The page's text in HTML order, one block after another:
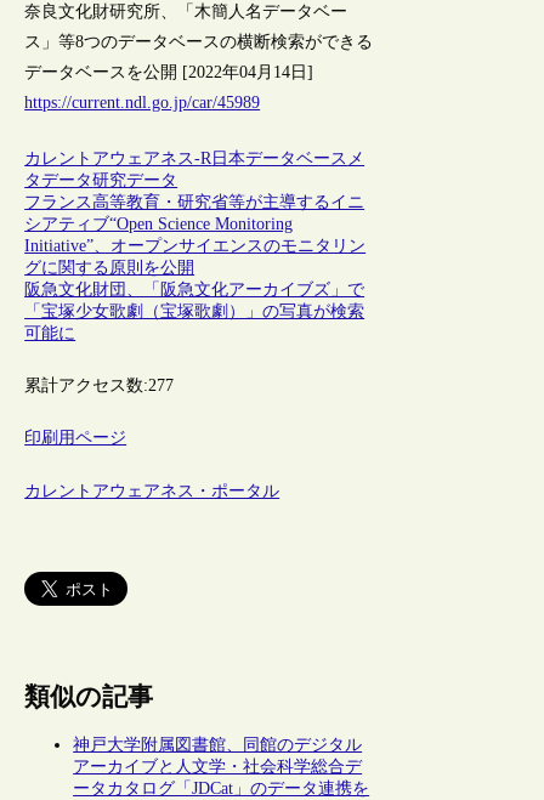
奈良文化財研究所、「木簡人名データベー
ス」等8つのデータベースの横断検索ができる
データベースを公開 [2022年04月14日]
https://current.ndl.go.jp/car/45989
カレントアウェアネス-R日本データベース メ
タデータ研究データ
フランス高等教育・研究省等が主導するイニ
シアティブ“Open Science Monitoring
Initiative”、オープンサイエンスのモニタリン
グに関する原則を公開
阪急文化財団、「阪急文化アーカイブズ」で
「宝塚少女歌劇（宝塚歌劇）」の写真が検索
可能に
累計アクセス数:277
印刷用ページ
カレントアウェアネス・ポータル
類似の記事
神戸大学附属図書館、同館のデジタル
アーカイブと人文学・社会科学総合デ
ータカタログ「JDCat」のデータ連携を